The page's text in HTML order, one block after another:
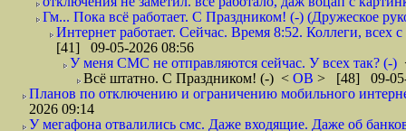
Гм... Пока всё работает. С Праздником! (-) (Дружеское
Интернет работает. Сейчас. Время 8:52. Коллеги,
[41] 09-05-2026 08:56
У меня СМС не отправляются сейчас. У всех так? (-)
Всё штатно. С Праздником! (-) < ОВ > [48] 09-05-
Планов по отключению и ограничению мобильного
2026 09:14
У мегафона отвалились смс. Даже входящие. Даже об